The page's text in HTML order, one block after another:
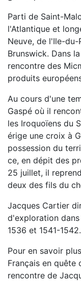
Parti de Saint-
l'Atlantique et
Neuve, de l'Ile-
Brunswick. Dans
rencontre des
produits
Au cours d'une
Gaspé où il
les Iroquoïens du
érige une croix à
possession du
ce, en dépit des
25 juillet, il
deux des fils du
Jacques Cartier
d'exploration
1536 et 1541-1542.
Pour en savoir
Français en quête
rencontre de